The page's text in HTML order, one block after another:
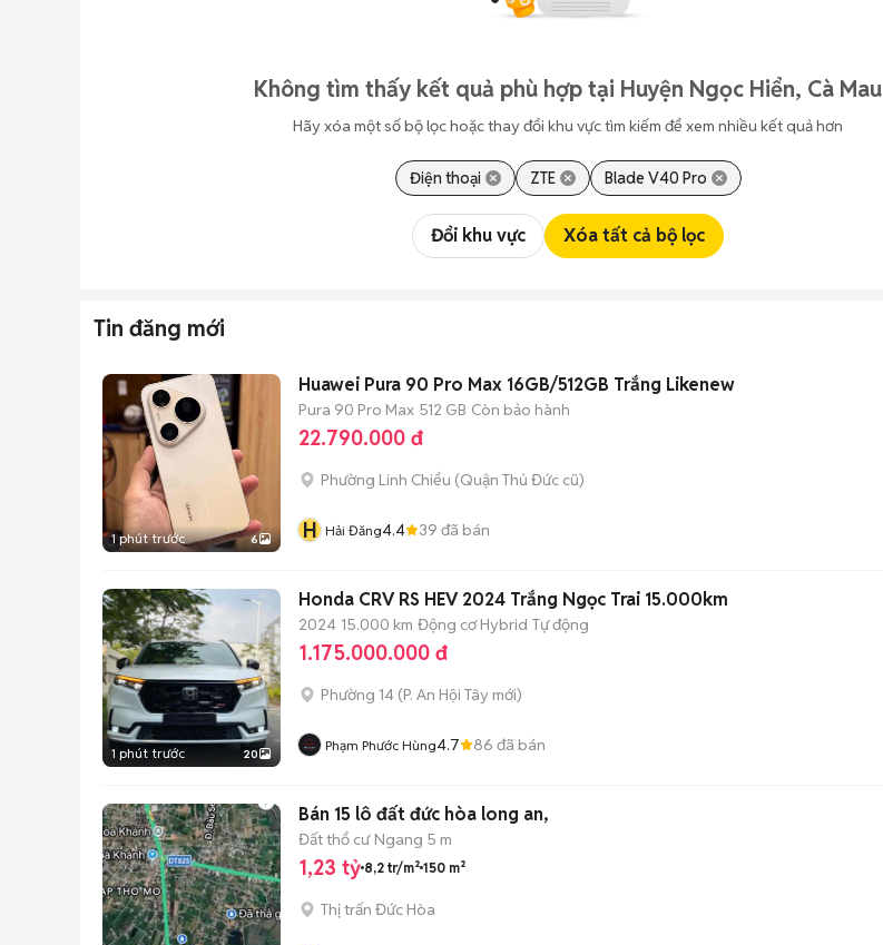
Không tìm thấy kết quả phù hợp tại Huyện Ngọc Hiển, Cà Mau
Hãy xóa một số bộ lọc hoặc thay đổi khu vực tìm kiếm để xem nhiều kết quả hơn
Điện thoại ZTE Blade V40 Pro
Đổi khu vực Xóa tất cả bộ lọc
Tin đăng mới
1 phút trước 6
Huawei Pura 90 Pro Max 16GB/512GB Trắng Likenew
Pura 90 Pro Max 512 GB Còn bảo hành
22.790.000 đ
Phường Linh Chiểu (Quận Thủ Đức cũ)
H Hải Đăng4.4 39 đã bán
1 phút trước 20
Honda CRV RS HEV 2024 Trắng Ngọc Trai 15.000km
2024 15.000 km Động cơ Hybrid Tự động
1.175.000.000 đ
Phường 14 (P. An Hội Tây mới)
Phạm Phước Hùng4.7 86 đã bán
Bán 15 lô đất đức hòa long an,
Đất thổ cư Ngang 5 m
1,23 tỷ 8,2 tr/m² 150 m²
Thị trấn Đức Hòa